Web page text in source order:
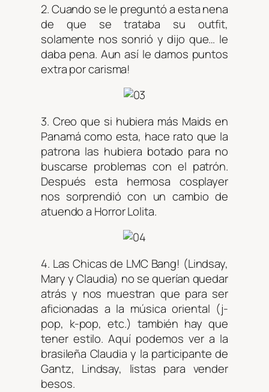
2. Cuando se le preguntó a esta nena
de que se trataba su outfit,
solamente nos sonrió y dijo que… le
daba pena. Aun así le damos puntos
extra por carisma!
3. Creo que si hubiera más Maids en
Panamá como esta, hace rato que la
patrona las hubiera botado para no
buscarse problemas con el patrón.
Después esta hermosa cosplayer
nos sorprendió con un cambio de
atuendo a Horror Lolita.
4. Las Chicas de LMC Bang! (Lindsay,
Mary y Claudia) no se querían quedar
atrás y nos muestran que para ser
aficionadas a la música oriental (j-
pop, k-pop, etc.) también hay que
tener estilo. Aquí podemos ver a la
brasileña Claudia y la participante de
Gantz, Lindsay, listas para vender
besos.